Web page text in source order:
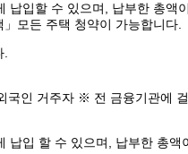
납입할 수 있으며, 납부한 총액
모든 주택 청약이 가능합니다.
.
국인 거주자 ※ 전 금융기관에
납입 할 수 있으며, 납부한 총